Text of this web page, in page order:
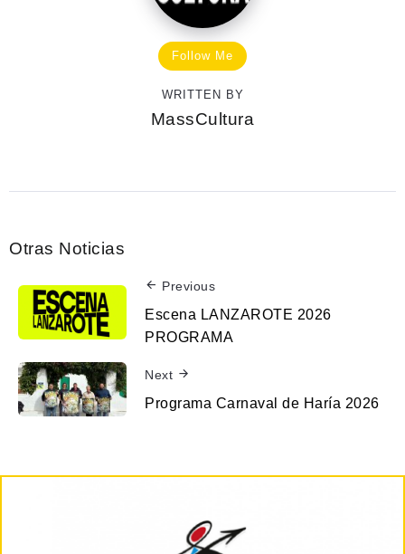
Follow Me
WRITTEN BY
MassCultura
Otras Noticias
Previous
Escena LANZAROTE 2026
PROGRAMA
Next
Programa Carnaval de Haría 2026